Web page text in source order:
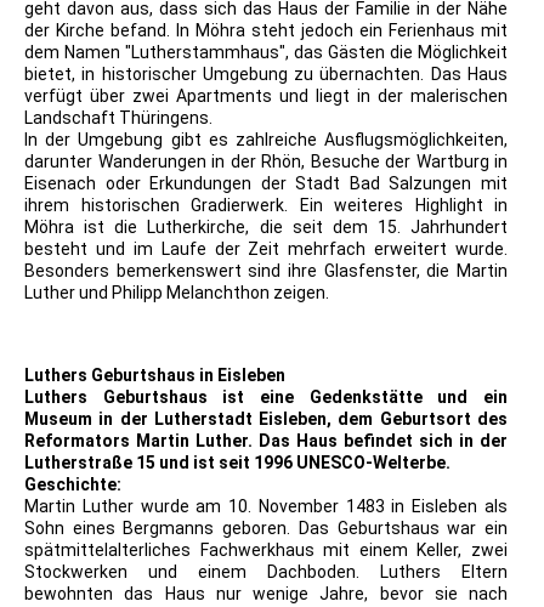
geht davon aus, dass sich das Haus der Familie in der Nähe
der Kirche befand. In Möhra steht jedoch ein Ferienhaus mit
dem Namen "Lutherstammhaus", das Gästen die Möglichkeit
bietet, in historischer Umgebung zu übernachten. Das Haus
verfügt über zwei Apartments und liegt in der malerischen
Landschaft Thüringens.
In der Umgebung gibt es zahlreiche Ausflugsmöglichkeiten,
darunter Wanderungen in der Rhön, Besuche der Wartburg in
Eisenach oder Erkundungen der Stadt Bad Salzungen mit
ihrem historischen Gradierwerk. Ein weiteres Highlight in
Möhra ist die Lutherkirche, die seit dem 15. Jahrhundert
besteht und im Laufe der Zeit mehrfach erweitert wurde.
Besonders bemerkenswert sind ihre Glasfenster, die Martin
Luther und Philipp Melanchthon zeigen.
Luthers Geburtshaus in Eisleben
Luthers Geburtshaus ist eine Gedenkstätte und ein
Museum in der Lutherstadt Eisleben, dem Geburtsort des
Reformators Martin Luther. Das Haus befindet sich in der
Lutherstraße 15 und ist seit 1996 UNESCO-Welterbe.
Geschichte:
Martin Luther wurde am 10. November 1483 in Eisleben als
Sohn eines Bergmanns geboren. Das Geburtshaus war ein
spätmittelalterliches Fachwerkhaus mit einem Keller, zwei
Stockwerken und einem Dachboden. Luthers Eltern
bewohnten das Haus nur wenige Jahre, bevor sie nach